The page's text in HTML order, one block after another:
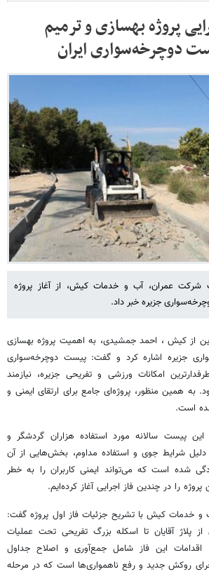
پروژه بهسازی و ترمیم
دوچرخه‌سواری ایران
عمران، آب و خدمات کیش، از آغاز پروژه
جزیره خبر داد.
از کیش ، احمد جمشیدی، به اهمیت پروژه بهسازی
جزیره اشاره کرد و گفت: پیست دوچرخه‌سواری
امکانات ورزشی و تفریحی جزیره، نیازمند
به همین منظور، پروژه‌ای جامع برای ارتقای ایمنی و
است.
پیست سالانه مورد استفاده هزاران گردشگر و
دلیل شرایط جوی و استفاده مداوم، بخش‌هایی از آن
شده است که می‌تواند ایمنی کاربران را به خطر
را در چندین فاز اجرایی آغاز کرده‌ایم.
خدمات کیش با تشریح جزئیات فاز اول پروژه گفت:
پلاژ آقایان تا اسکله بزرگ تفریحی تحت عملیات
اقدامات این فاز شامل جمع‌آوری و اصلاح جداول
روکش جدید و رفع ناهمواری‌ها است که در مرحله